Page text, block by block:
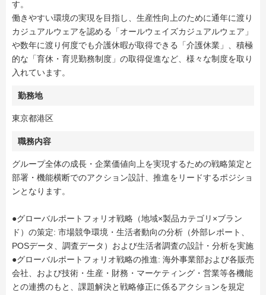
す。
働きやすい環境の実現を目指し、生産性向上のために通年に渡り
カジュアルウェアを認める「オールウェイズカジュアルウェア」
や数年に渡り何度でも介護休暇が取得できる「介護休業」、積極
的な「育休・育児勤務制度」の取得促進など、様々な制度を取り
入れています。
勤務地
東京都港区
職務内容
グループ全体の成長・企業価値向上を実現するための戦略策定と
部署・機能横断でのアクション設計、推進をリードするポジショ
ンとなります。
●グローバルポートフォリオ戦略（地域×製品カテゴリ×ブラン
ド）の策定: 市場競争環境・生活者動向の分析（外部レポート、
POSデータ、調査データ）および生活者調査の設計・分析を実施
●グローバルポートフォリオ戦略の推進: 海外事業部および各販売
会社、および技術・生産・財務・マーケティング・営業等各機能
との連携のもと、課題解決と戦略修正に係るアクションを規定